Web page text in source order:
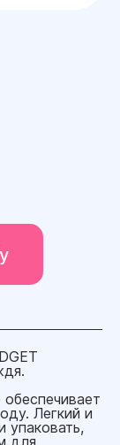
Легкий и
упаковать,
для